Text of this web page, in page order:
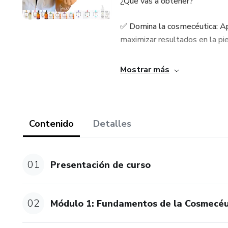
✅ Domina la cosmecéutica:
maximizar resultados en la
✅ Potencia tu marca
✅ Escala y diferénciate:
Sé la número 1 en tu sector
inteligente y ofrecer
Inscríbete ahora y empieza tu
Mostrar más
Contenido Detalles
01 Presentación de curso
02 Módulo 1: Fundamentos de la